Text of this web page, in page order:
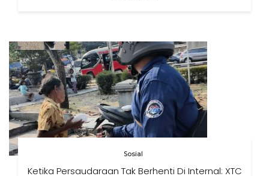
Sosial
Ketika Persaudaraan Tak Berhenti Di Internal: XTC